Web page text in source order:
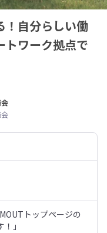
！自分らしい働
トワーク拠点で
トップページの
」